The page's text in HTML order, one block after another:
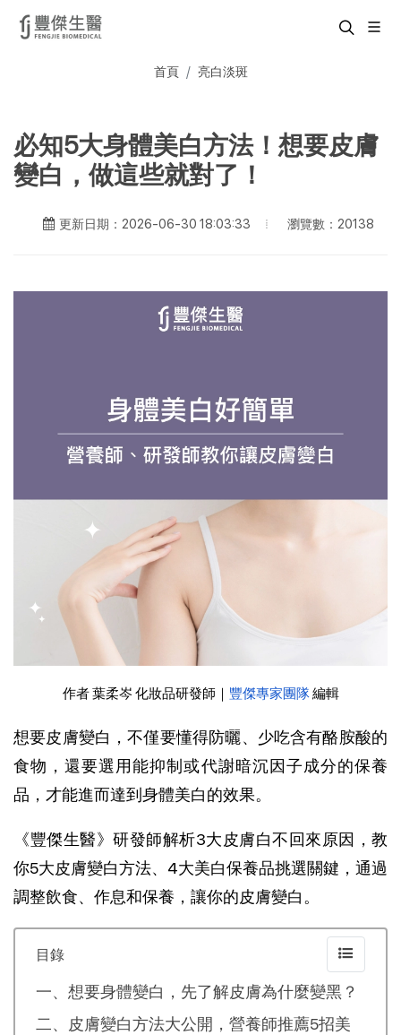
首頁 亮白淡斑
必知5大身體美白方法！想要皮膚
變白，做這些就對了！
更新日期：2026-06-30 18:03:33 瀏覽數：20138
作者 葉柔岑 化妝品研發師｜ 豐傑專家團隊 編輯
想要皮膚變白，不僅要懂得防曬、少吃含有酪胺酸的
食物，還要選用能抑制或代謝暗沉因子成分的保養
品，才能進而達到身體美白的效果。
《豐傑生醫》研發師解析3大皮膚白不回來原因，教
你5大皮膚變白方法、4大美白保養品挑選關鍵，通過
調整飲食、作息和保養，讓你的皮膚變白。
目錄
一、想要身體變白，先了解皮膚為什麼變黑？
二、皮膚變白方法大公開，營養師推薦5招美